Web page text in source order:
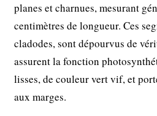
planes et charnues, mesurant
centimètres de longueur. Ces
cladodes, sont dépourvus de
assurent la fonction
lisses, de couleur vert vif, et
aux marges.